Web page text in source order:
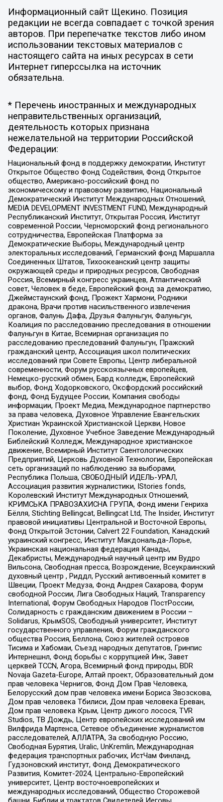
Информационный сайт Щекино. Позиция
редакции не всегда совпадает с точкой зрения
авторов. При перепечатке текстов либо ином
использовании текстовых материалов с
настоящего сайта на иных ресурсах в сети
Интернет гиперссылка на источник
обязательна.
* Перечень иностранных и международных
неправительственных организаций,
деятельность которых признана
нежелательной на территории Российской
Федерации:
Национальный фонд в поддержку демократии, Институт
Открытое Общество Фонд Содействия, Фонд Открытое
общество, Американо-российский фонд по
экономическому и правовому развитию, Национальный
Демократический Институт Международных Отношений,
MEDIA DEVELOPMENT INVESTMENT FUND, Международный
Республиканский Институт, Открытая Россия, Институт
современной России, Черноморский фонд регионального
сотрудничества, Европейская Платформа за
Демократические Выборы, Международный центр
электоральных исследований, Германский фонд Маршалла
Соединенных Штатов, Тихоокеанский центр защиты
окружающей среды и природных ресурсов, Свободная
Россия, Всемирный конгресс украинцев, Атлантический
совет, Человек в беде, Европейский фонд за демократию,
Джеймстаунский фонд, Прожект Хармони, Родники
дракона, Врачи против насильственного извлечения
органов, Фалунь Дафа, Друзья Фалуньгун, Фалуньгун,
Коалиция по расследованию преследования в отношении
Фалуньгун в Китае, Всемирная организация по
расследованию преследований Фалуньгун, Пражский
гражданский центр, Ассоциация школ политических
исследований при Совете Европы, Центр либеральной
современности, Форум русскоязычных европейцев,
Немецко-русский обмен, Бард колледж, Европейский
выбор, Фонд Ходорковского, Оксфордский российский
фонд, Фонд Будущее России, Компания свободы
информации, Проект Медиа, Международное партнерство
за права человека, Духовное Управление Евангельских
Христиан Украинской Христианской Церкви, Новое
Поколение, Духовное Учебное Заведение Международный
Библейский Колледж, Международное христианское
движение, Всемирный Институт Саентологических
Предприятий, Церковь Духовной Технологии, Европейская
сеть организаций по наблюдению за выборами,
Республика Польша, СВОБОДНЫЙ ИДЕЛЬ-УРАЛ,
Ассоциация развития журналистики, IStories fonds,
Королевский Институт Международных Отношений,
КРИМСЬКА ПРАВОЗАХИСНА ГРУПА, Фонд имени Генриха
Бёлля, Stichting Bellingcat, Bellingcat Ltd, The Insider, Институт
правовой инициативы Центральной и Восточной Европы,
Фонд Открытой Эстонии, Calvert 22 Foundation, Канадский
украинский конгресс, Институт Макдональда-Лорье,
Украинская национальная федерация Канады,
Декабристы, Международный научный центр им Вудро
Вильсона, Свободная пресса, Возрождение, Всеукраинский
духовный центр , Риддл, Русский антивоенный комитет в
Швеции, Проект Медуза, Фонд Андрея Сахарова, Форум
свободной России, Лига Свободных Наций, Transparеncy
International, Форум Свободных Народов ПостРоссии,
Солидарность с гражданским движением в России –
Solidarus, КрымSOS, Свободный университет, Институт
государственного управления, Форум гражданского
общества Россия, Беллона, Союз жителей островов
Тисима и Хабомаи, Съезд народных депутатов, Гринпис
Интернешнл, Фонд борьбы с коррупцией Инк, Завет
церквей TCCN, Агора, Всемирный фонд природы, BDR
Novaja Gazeta-Europe, Алтай проект, Образовательный дом
прав человека Чернигов, Фонд Дом Прав Человека,
Белорусский дом прав человека имени Бориса Звозскова,
Дом прав человека Тбилиси, Дом прав человека Ереван,
Дом прав человека Крым, Центр дикого лосося, TVR
Studios, ТВ Дождь, Центр европейских исследований им
Вилфрида Мартенса, Сетевое объединение журналистов
расследователей, АЛЛАТРА, За свободную Россию,
Свободная Бурятия, Uralic, UnKremlin, Международная
федерация транспортных рабочих, ИстЧам Финланд,
Гудзоновский институт, Фонд Демократического
Развития, Комитет-2024, Центрально-Европейский
университет, Центр восточноевропейских и
международных исследований, Общество Сторожевой